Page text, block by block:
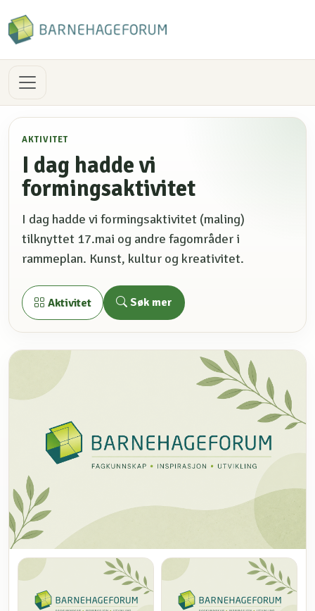
AKTIVITET
I dag hadde vi
formingsaktivitet
I dag hadde vi formingsaktivitet (maling)
tilknyttet 17.mai og andre fagområder i
rammeplan. Kunst, kultur og kreativitet.
Aktivitet Søk mer